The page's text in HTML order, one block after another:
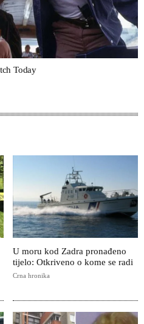
U moru kod Zadra pronađeno
tijelo: Otkriveno o kome se radi
Crna hronika